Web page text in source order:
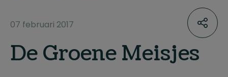
07 februari 2017
De Groene Meisjes